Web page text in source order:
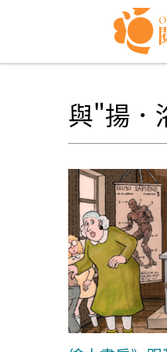
與"揚．